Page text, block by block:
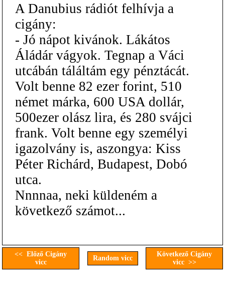
A Danubius rádiót felhívja a
cigány:
- Jó nápot kivánok. Lákátos
Áládár vágyok. Tegnap a Váci
utcábán táláltám egy pénztácát.
Volt benne 82 ezer forint, 510
német márka, 600 USA dollár,
500ezer olász lira, és 280 svájci
frank. Volt benne egy személyi
igazolvány is, aszongya: Kiss
Péter Richárd, Budapest, Dobó
utca.
Nnnnaa, neki küldeném a
következő számot...
<< Előző Cigány
vicc
Random vicc
Következő Cigány
vicc >>